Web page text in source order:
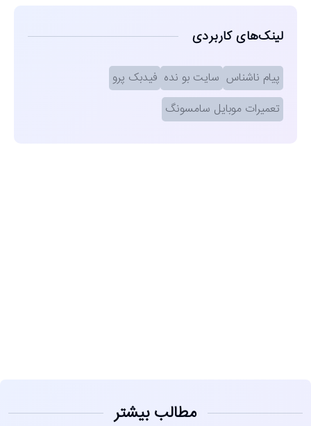
لینک‌های کاربردی
پیام ناشناس سایت بو نده فیدبک پرو
تعمیرات موبایل سامسونگ
مطالب بیشتر